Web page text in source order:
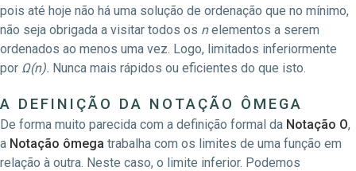
pois até hoje não há uma solução de ordenação que no mínimo,
não seja obrigada a visitar todos os nelementos a serem
ordenados ao menos uma vez. Logo, limitados inferiormente
por Ω(n). Nunca mais rápidos ou eficientes do que isto.
A DEFINIÇÃO DA NOTAÇÃO ÔMEGA
De forma muito parecida com a definição formal da Notação O,
a Notação ômega trabalha com os limites de uma função em
relação à outra. Neste caso, o limite inferior. Podemos